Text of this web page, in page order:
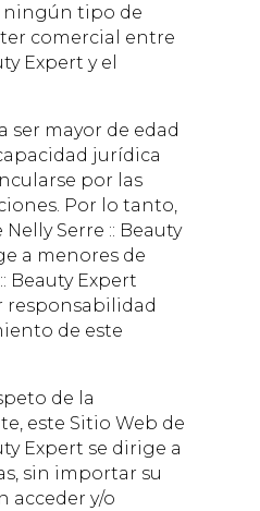
ningún tipo de
comercial entre
Expert y el
ser mayor de edad
jurídica
por las
Por lo tanto,
Nelly Serre :: Beauty
a menores de
Beauty Expert
responsabilidad
de este
de la
este Sitio Web de
Expert se dirige a
sin importar su
acceder y/o